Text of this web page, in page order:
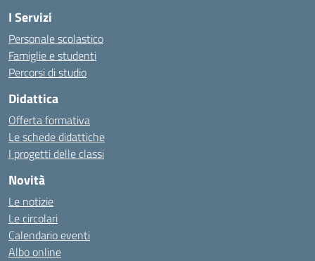
I Servizi
Personale scolastico
Famiglie e studenti
Percorsi di studio
Didattica
Offerta formativa
Le schede didattiche
I progetti delle classi
Novità
Le notizie
Le circolari
Calendario eventi
Albo online